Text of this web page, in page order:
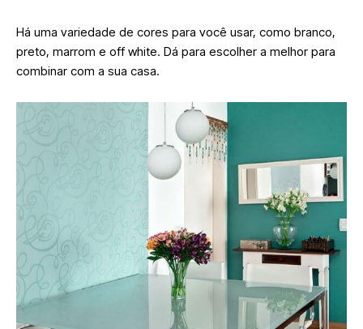
Há uma variedade de cores para você usar, como branco,
preto, marrom e off white. Dá para escolher a melhor para
combinar com a sua casa.